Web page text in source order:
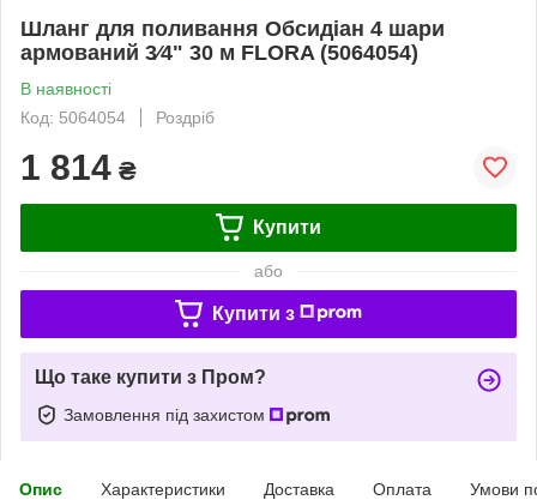
Шланг для поливання Обсидіан 4 шари
армований 3⁄4" 30 м FLORA (5064054)
В наявності
Код: 5064054
Роздріб
1 814 ₴
Купити
або
Купити з
Що таке купити з Пром?
Замовлення під захистом
Опис Характеристики Доставка Оплата Умови